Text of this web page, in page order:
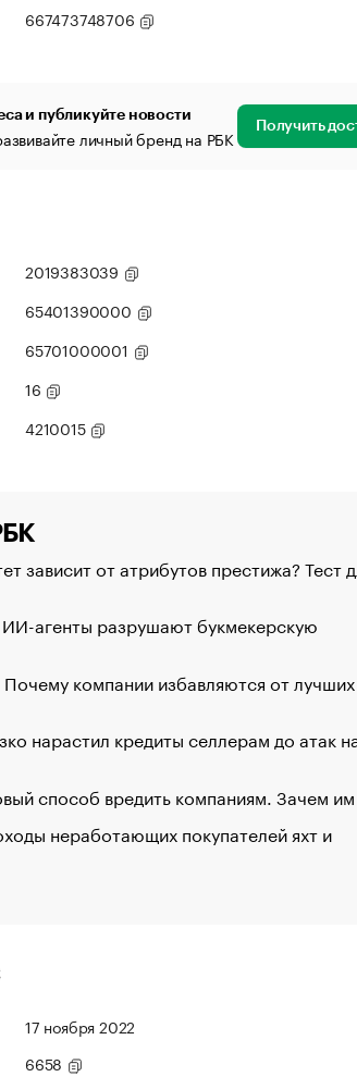
667473748706
и публикуйте новости
личный бренд на РБК Получить
2019383039
65401390000
65701000001
16
4210015
зависит от атрибутов престижа? Тест
агенты разрушают букмекерскую
компании избавляются от лучших
нарастил кредиты селлерам до атак
способ вредить компаниям. Зачем
неработающих покупателей яхт и
17 ноября 2022
6658